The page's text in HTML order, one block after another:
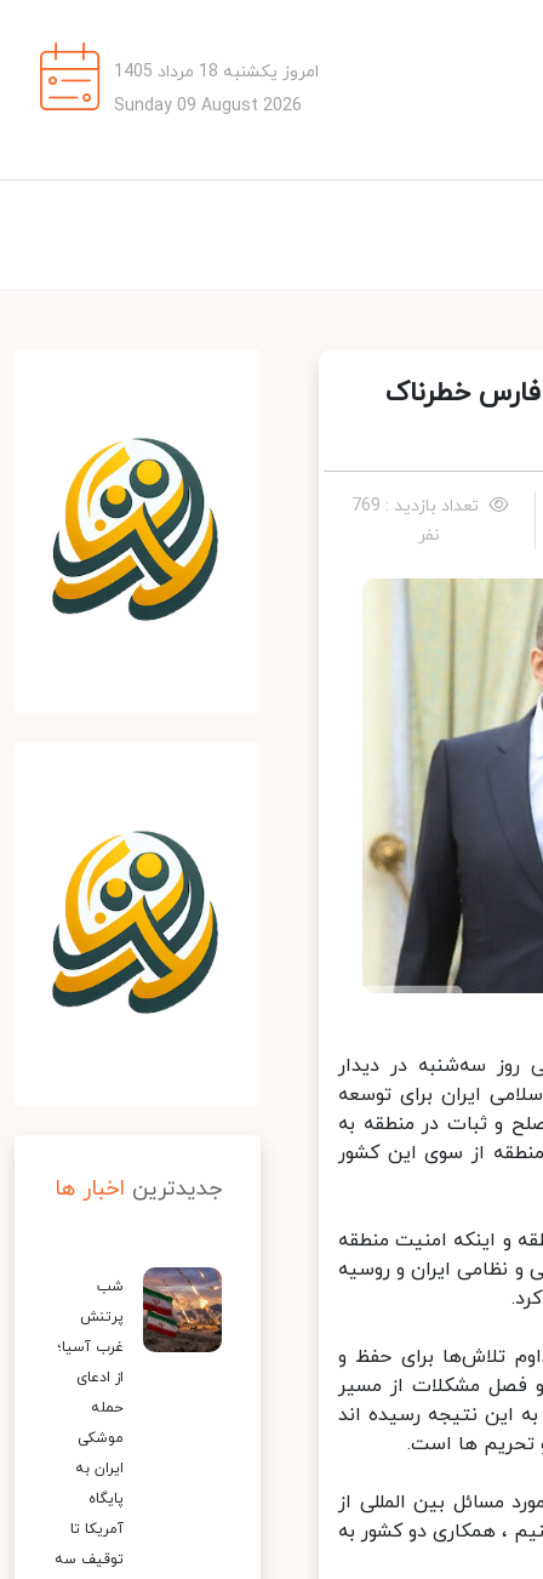
امروز یکشنبه 18 مرداد 1405
Sunday 09 August 2026
خطرناک
تعداد بازدید : 769
نفر
سه‌شنبه در دیدار
ایران برای توسعه
و ثبات در منطقه به
از سوی این کشور
و اینکه امنیت منطقه
نظامی ایران و روسیه
تلاش‌ها برای حفظ و
فصل مشکلات از مسیر
این نتیجه رسیده اند
تحریم ها است.
بین المللی از
، همکاری دو کشور به
جدیدترین اخبار ها
شب
پرتنش
غرب آسیا؛
از ادعای
حمله
موشکی
ایران به
پایگاه
آمریکا تا
توقیف سه